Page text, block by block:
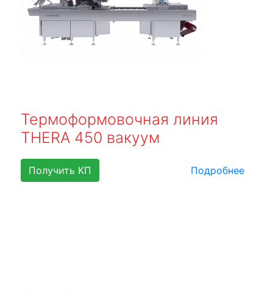
Термоформовочная линия
THERA 450 вакуум
Получить КП Подробнее